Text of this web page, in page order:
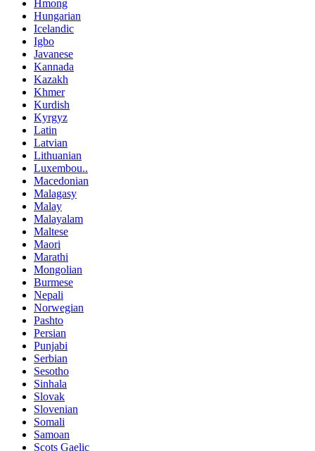
Hmong
Hungarian
Icelandic
Igbo
Javanese
Kannada
Kazakh
Khmer
Kurdish
Kyrgyz
Latin
Latvian
Lithuanian
Luxembou..
Macedonian
Malagasy
Malay
Malayalam
Maltese
Maori
Marathi
Mongolian
Burmese
Nepali
Norwegian
Pashto
Persian
Punjabi
Serbian
Sesotho
Sinhala
Slovak
Slovenian
Somali
Samoan
Scots Gaelic